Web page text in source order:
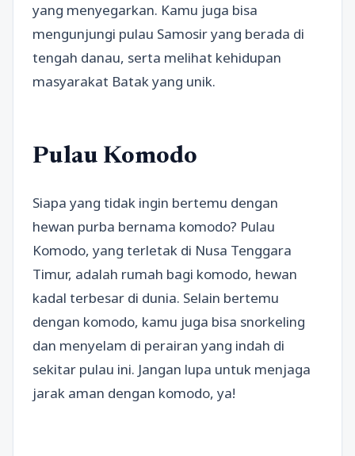
yang menyegarkan. Kamu juga bisa
mengunjungi pulau Samosir yang berada di
tengah danau, serta melihat kehidupan
masyarakat Batak yang unik.
Pulau Komodo
Siapa yang tidak ingin bertemu dengan
hewan purba bernama komodo? Pulau
Komodo, yang terletak di Nusa Tenggara
Timur, adalah rumah bagi komodo, hewan
kadal terbesar di dunia. Selain bertemu
dengan komodo, kamu juga bisa snorkeling
dan menyelam di perairan yang indah di
sekitar pulau ini. Jangan lupa untuk menjaga
jarak aman dengan komodo, ya!